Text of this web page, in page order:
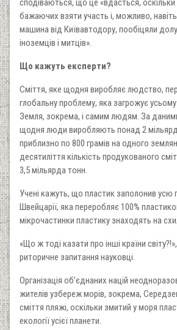
сподіваються, що це «вдасться,
бажаючих взяти участь і, можливо,
машина від Київавтодору, пообіцяли
іноземців і митців».
Що кажуть експерти?
Сміття, яке щодня виробляє людство,
глобальну проблему, яка загрожує
Земля, зокрема, і самим людям. За
щодня люди виробляють понад 2
приблизно по 800 грамів на одного
десятиліття кількість продукованого
3,5 мільярда тонн.
Учені кажуть, що пластик заполонив усю
Швейцарії, яка переробляє 100%
мікрочастинки пластику знаходять на
«Що ж тоді казати про інші країни
риторичне запитання науковці.
Організація об’єднаних націй
жителів узбереж морів, зокрема,
сміття пляжі, оскільки змитий у моря
екології усієї планети.